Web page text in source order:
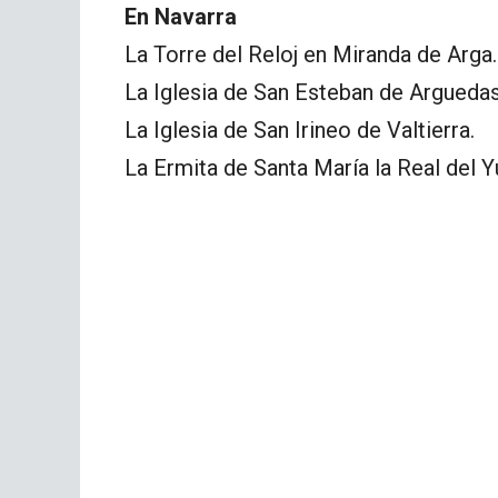
En Navarra
La Torre del Reloj en Miranda de Arga.
La Iglesia de San Esteban de
La Iglesia de San Irineo de Valtierra.
La Ermita de Santa María la Real del